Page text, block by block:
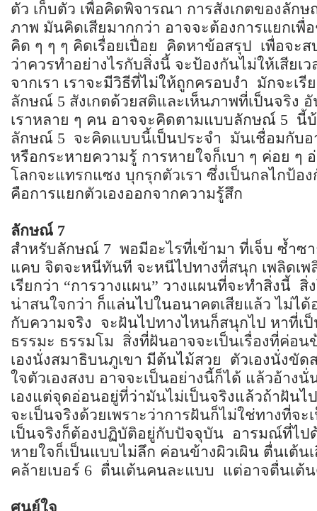
ตัว เก็บตัว เพื่อคิดพิจารณา การสังเกตของลัก
ภาพ มันคิดเสียมากกว่า อาจจะต้องการแยกเพื่
คิด ๆ ๆ ๆ คิดเรื่อยเปื่อย คิดหาข้อสรุป เพื่อจะส
ว่าควรทำอย่างไรกับสิ่งนี้ จะป้องกันไม่ให้เสียเ
จากเรา เราจะมีวิธีที่ไม่ให้ถูกครอบงำ มักจะเรี
ลักษณ์ 5 สังเกตด้วยสติและเห็นภาพที่เป็นจริง
เราหลาย ๆ คน อาจจะคิดตามแบบลักษณ์ 5 นี้บ้
ลักษณ์ 5 จะคิดแบบนี้เป็นประจำ มันเชื่อมกับอ
หรือกระหายความรู้ การหายใจก็เบา ๆ ค่อย ๆ
โลกจะแทรกแซง บุกรุกตัวเรา ซึ่งเป็นกลไกป้อ
คือการแยกตัวเองออกจากความรู้สึก
ลักษณ์ 7
สำหรับลักษณ์ 7 พอมีอะไรที่เข้ามา ที่เจ็บ ซ้ำซ
แคบ จิตจะหนีทันที จะหนีไปทางที่สนุก เพลิดเพ
เรียกว่า “การวางแผน” วางแผนที่จะทำสิ่งนี้
น่าสนใจกว่า ก็แล่นไปในอนาคตเสียแล้ว ไม่ไ
กับความจริง จะฝันไปทางไหนก็สนุกไป หาที่เ
ธรรมะ ธรรมโม สิ่งที่ฝันอาจจะเป็นเรื่องที่ค่อน
เองนั่งสมาธิบนภูเขา มีต้นไม้สวย ตัวเองนั่งขั
ใจตัวเองสงบ อาจจะเป็นอย่างนี้ก็ได้ แล้วอ้าง
เองแต่จุดอ่อนอยู่ที่ว่ามันไม่เป็นจริงแล้วถ้าฝันไ
จะเป็นจริงด้วยเพราะว่าการฝันก็ไม่ใช่ทางที่จ
เป็นจริงก็ต้องปฏิบัติอยู่กับปัจจุบัน อารมณ์ที่ไป
หายใจก็เป็นแบบไม่ลึก ค่อนข้างผิวเผิน ตื่นเต้น
คล้ายเบอร์ 6 ตื่นเต้นคนละแบบ แต่อาจตื่นเต้
ศูนย์ใจ